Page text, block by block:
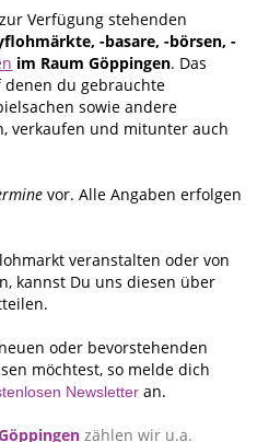
Verfügung stehenden
-basare, -börsen, -
im Raum Göppingen. Das
denen du gebrauchte
sowie andere
verkaufen und mitunter auch
vor. Alle Angaben erfolgen
veranstalten oder von
kannst Du uns diesen über
oder bevorstehenden
möchtest, so melde dich
Newsletter an.
zählen wir u.a.